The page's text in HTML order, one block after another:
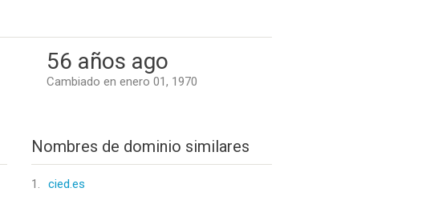
56 años ago
Cambiado en enero 01, 1970
Nombres de dominio similares
1.
cied.es